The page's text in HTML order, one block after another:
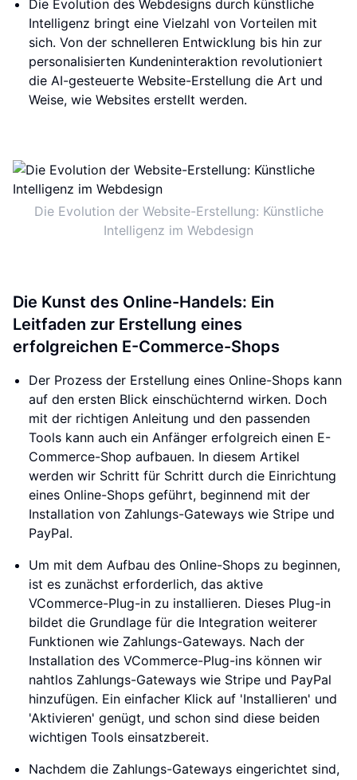
Die Evolution des Webdesigns durch künstliche
Intelligenz bringt eine Vielzahl von Vorteilen mit
sich. Von der schnelleren Entwicklung bis hin zur
personalisierten Kundeninteraktion revolutioniert
die AI-gesteuerte Website-Erstellung die Art und
Weise, wie Websites erstellt werden.
Die Evolution der Website-Erstellung: Künstliche
Intelligenz im Webdesign
Die Kunst des Online-Handels: Ein
Leitfaden zur Erstellung eines
erfolgreichen E-Commerce-Shops
Der Prozess der Erstellung eines Online-Shops kann
auf den ersten Blick einschüchternd wirken. Doch
mit der richtigen Anleitung und den passenden
Tools kann auch ein Anfänger erfolgreich einen E-
Commerce-Shop aufbauen. In diesem Artikel
werden wir Schritt für Schritt durch die Einrichtung
eines Online-Shops geführt, beginnend mit der
Installation von Zahlungs-Gateways wie Stripe und
PayPal.
Um mit dem Aufbau des Online-Shops zu beginnen,
ist es zunächst erforderlich, das aktive
VCommerce-Plug-in zu installieren. Dieses Plug-in
bildet die Grundlage für die Integration weiterer
Funktionen wie Zahlungs-Gateways. Nach der
Installation des VCommerce-Plug-ins können wir
nahtlos Zahlungs-Gateways wie Stripe und PayPal
hinzufügen. Ein einfacher Klick auf 'Installieren' und
'Aktivieren' genügt, und schon sind diese beiden
wichtigen Tools einsatzbereit.
Nachdem die Zahlungs-Gateways eingerichtet sind,